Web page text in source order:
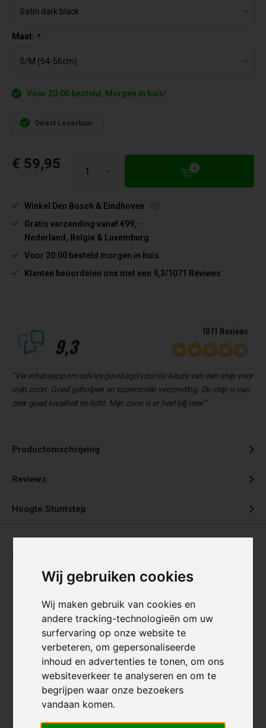
Wij gebruiken cookies
Wij maken gebruik van cookies en
andere tracking-technologieën om uw
surfervaring op onze website te
verbeteren, om gepersonaliseerde
inhoud en advertenties te tonen, om ons
websiteverkeer te analyseren en om te
begrijpen waar onze bezoekers
vandaan komen.
Maat: *
Voor 20:00 besteld, Morgen in huis!
Direct Leverbaar
€ 59,95
Winkel Den Bosch & Eindhoven
Gratis verzending vanaf €99,-
Nederland, Belgie & Luxemburg
Voor 20:00 besteld morgen in huis
Klanten beoordelen ons met een 9,3/1071 Reviews
9,3
1071 Reviews
“Via whatsapp om advies gevraagd voor de keuze van een step voor
mijn zoon. Goed geholpen en supersnelle verzending. De step is van
zeer goed kwaliteit en licht. Mijn zoon is er heel blij mee”
Productomschrijving
Reviews
Hoogte Stuntstep
Recent bekeken
TSG Evolution Helm Solid
2 KLEUREN